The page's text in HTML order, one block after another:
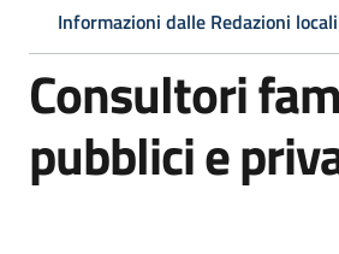
per
le
Informazioni dalle Redazioni locali
Consultori
pubblici e